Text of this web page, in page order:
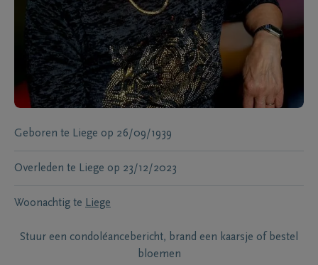
Geboren te Liege op 26/09/1939
Overleden te Liege op 23/12/2023
Woonachtig te Liege
Stuur een condoléancebericht, brand een kaarsje of bestel
bloemen